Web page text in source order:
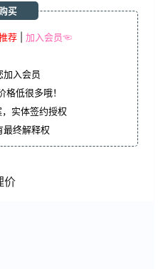
荐 加入会员☜
买
加入会员
格低很多哦！
实体签约授权
最终解释权
价